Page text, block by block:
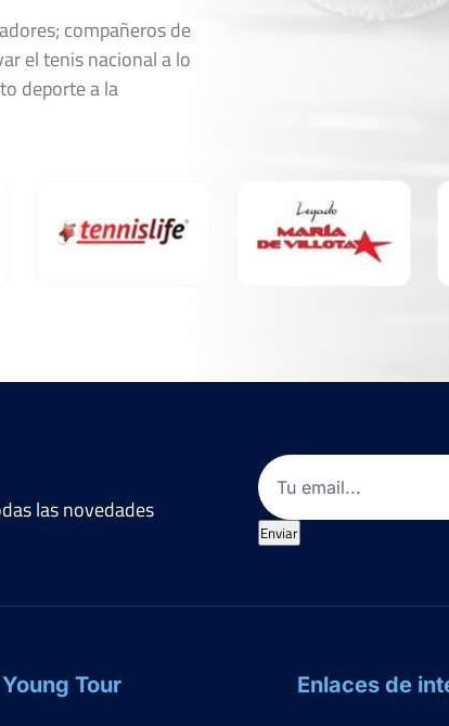
compañeros de
el tenis nacional a lo
deporte a la
las novedades
Email
Enviar
Tour Enlaces de